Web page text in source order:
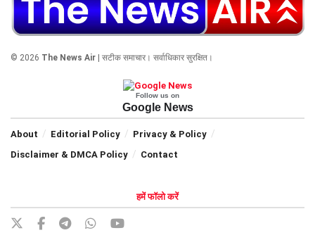
© 2026 The News Air | सटीक समाचार। सर्वाधिकार सुरक्षित।
Follow us on
Google News
About Editorial Policy
Privacy & Policy
Disclaimer & DMCA Policy
Contact
हमें फॉलो करें